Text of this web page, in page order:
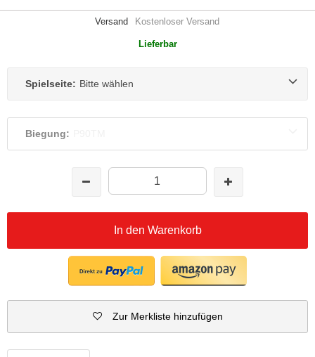
Versand Kostenloser Versand
Lieferbar
Spielseite: Bitte wählen
Biegung:
In den Warenkorb
Zur Merkliste hinzufügen